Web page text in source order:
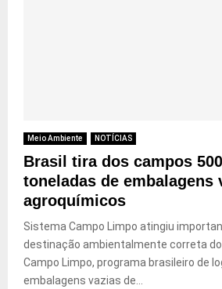
Meio Ambiente NOTÍCIAS
Brasil tira dos campos
toneladas de embalagens
agroquímicos
Sistema Campo Limpo atingiu
destinação ambientalmente correta
Campo Limpo, programa brasileiro de
embalagens vazias de...